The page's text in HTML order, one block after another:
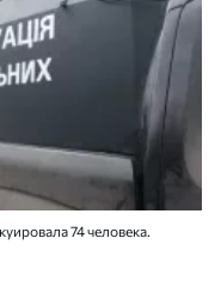
74 человека.